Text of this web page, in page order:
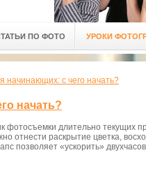
ПО ФОТО УРОКИ
начинающих: с чего начать?
начать?
фотосъемки длительно текущих
отнести раскрытие цветка,
позволяет «ускорить»